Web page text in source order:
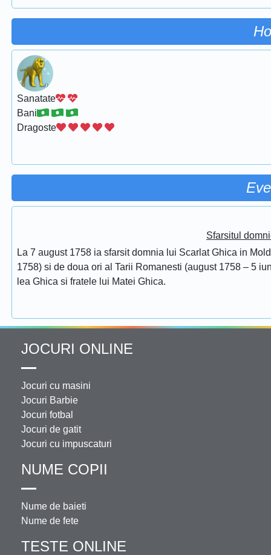
Sanatate
Bani
Dragoste
Sfarsitul
La 7 august 1758 ia sfarsit domnia lui Scarlat Ghica in
1758) si de doua ori al Tarii Romanesti (august 1758 – 5
lea Ghica si fratele lui Matei Ghica.
JOCURI ONLINE
Jocuri cu masini
Jocuri Barbie
Jocuri fotbal
Jocuri de gatit
Jocuri cu impuscaturi
NUME COPII
Nume de baieti
Nume de fete
TESTE ONLINE